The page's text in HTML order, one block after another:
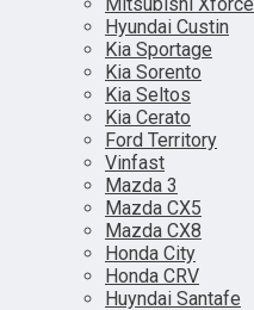
Hyundai Custin
Kia Sportage
Kia Sorento
Kia Seltos
Kia Cerato
Ford Territory
Vinfast
Mazda 3
Mazda CX5
Mazda CX8
Honda City
Honda CRV
Huyndai Santafe